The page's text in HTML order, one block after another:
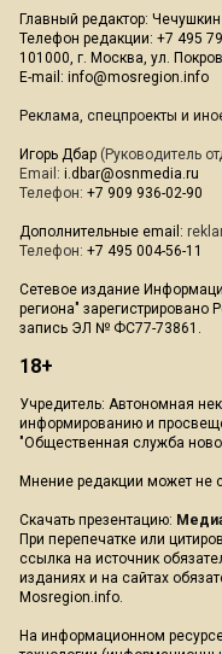
Главный редактор:
Телефон редакции: +7 495
101000, г. Москва, ул.
E-mail: info@mosregion.info
Реклама, спецпроекты и
Игорь Дбар (Руководитель
Email: i.dbar@osnmedia.ru
Телефон: +7 909 936-02-90
Дополнительные email:
Телефон: +7 495 004-56-11
Сетевое издание
региона" зарегистрировано
запись ЭЛ № ФС77-73861.
18+
Учредитель: Автономная
информированию и
"Общественная служба
Мнение редакции может не
Скачать презентацию:
При перепечатке или
ссылка на источник
изданиях и на сайтах
Mosregion.info.
На информационном